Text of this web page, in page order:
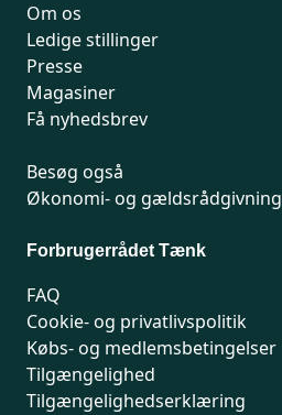
Om os
Ledige stillinger
Presse
Magasiner
Få nyhedsbrev
Besøg også
Økonomi- og gældsrådgivning
Forbrugerrådet Tænk
FAQ
Cookie- og privatlivspolitik
Købs- og medlemsbetingelser
Tilgængelighed
Tilgængelighedserklæring